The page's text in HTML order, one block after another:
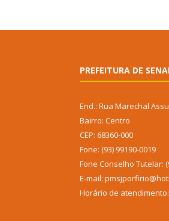
PREFEITURA DE
End.: Rua Marechal
Bairro: Centro
CEP: 68360-000
Fone: (93) 99190-0019
Fone Conselho Tutelar:
E-mail:
Horário de atendimento: